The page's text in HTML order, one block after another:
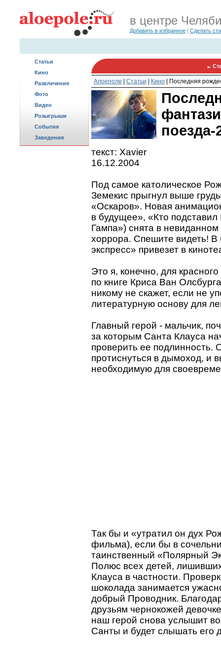
в центре
Добавить в избранное | Сделать
Статьи
Кино
Развлечения
Фото
Видео
Розыгрыши
События
Заведения
Алоеполе Статьи Кино Последняя
поезда-
текст: Xavier
16.12.2004
Под самое католическое
Земекис прыгнул выше
«Оскаров». Новая
в будущее», «Кто
Гампа») снята в
хоррора. Спешите видеть!
экспресс» привезет в
Это я, конечно, для
по книге Криса Ван
никому не скажет, если не
литературную основу для
Главный герой - мальчик,
за которым Санта Клауса
проверить ее
протиснуться в дымоход, и
необходимую для
Так бы и «утратил он дух
фильма), если бы в
таинственный «Полярный
Полюс всех детей,
Клауса в частности.
шоколада занимается
добрый Проводник.
друзьям чернокожей
наш герой снова услышит
Санты и будет слышать его